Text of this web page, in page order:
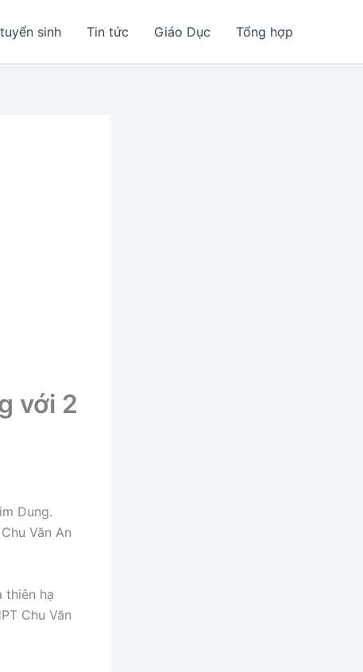
sinh Tin tức Giáo Dục Tổng hợp
với 2
Dung.
Văn An
thiên hạ
Chu Văn